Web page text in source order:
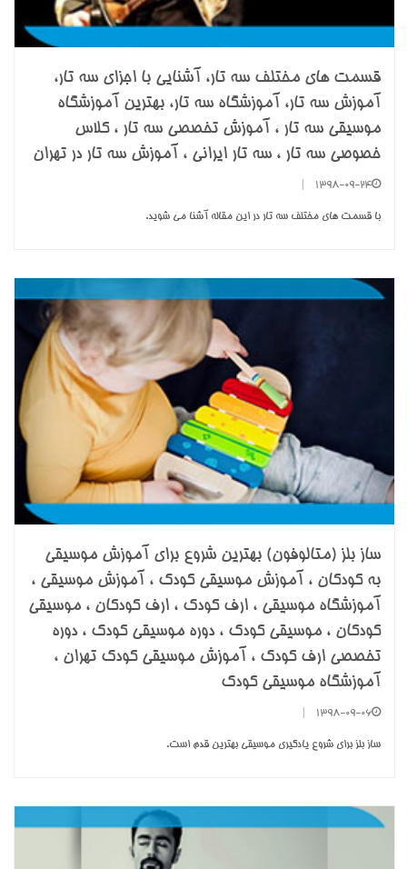
قسمت های مختلف سه تار، آشنایی با اجزای سه تار،
آموزش سه تار، آموزشگاه سه تار، بهترین آموزشگاه
موسیقی سه تار ، آموزش تخصصی سه تار ، کلاس
خصوصی سه تار ، سه تار ایرانی ، آموزش سه تار در تهران
1398-09-24
با قسمت های مختلف سه تار در این مقاله آشنا می شوید.
ساز بلز (متالوفون) بهترین شروع برای آموزش موسیقی
به کودکان ، آموزش موسیقی کودک ، آموزش موسیقی ،
آموزشگاه موسیقی ، ارف کودک ، ارف کودکان ، موسیقی
کودکان ، موسیقی کودک ، دوره موسیقی کودک ، دوره
تخصصی ارف کودک ، آموزش موسیقی کودک تهران ،
آموزشگاه موسیقی کودک
1398-09-06
ساز بلز برای شروع یادگیری موسیقی بهترین قدم است.